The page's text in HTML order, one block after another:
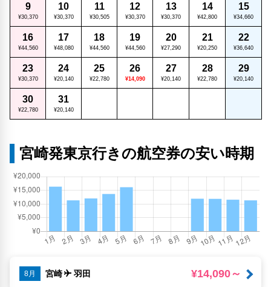
9
¥30,370
10
¥30,370
11
¥30,505
12
¥30,370
13
¥30,370
14
¥42,800
15
¥34,660
16
¥44,560
17
¥48,080
18
¥44,560
19
¥44,560
20
¥27,290
21
¥20,250
22
¥36,640
23
¥30,370
24
¥20,140
25
¥22,780
26
¥14,090
27
¥20,140
28
¥22,780
29
¥20,140
30
¥22,780
31
¥20,140
宮崎発東京行きの航空券の安い時期
8月 宮崎 羽田 ¥14,090～